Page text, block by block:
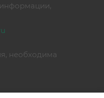
информации,
необходима